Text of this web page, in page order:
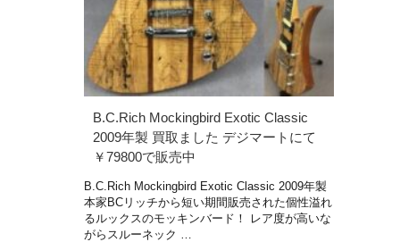
B.C.Rich Mockingbird Exotic Classic
2009年製 買取ました デジマートにて
￥79800で販売中
B.C.Rich Mockingbird Exotic Classic 2009年製
本家BCリッチから短い期間販売された個性溢れ
るルックスのモッキンバード！ レア度が高いな
がらスルーネック …